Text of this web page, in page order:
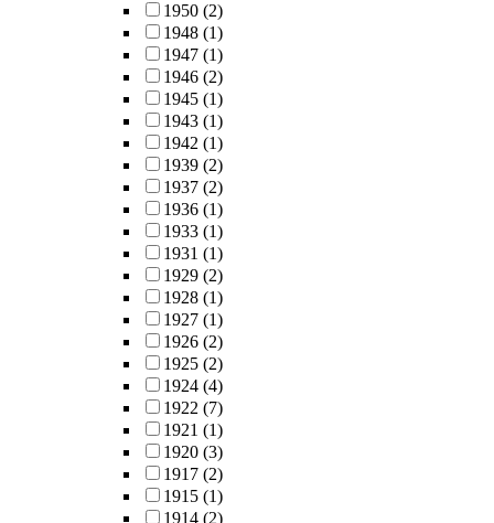
1950 (2)
1948 (1)
1947 (1)
1946 (2)
1945 (1)
1943 (1)
1942 (1)
1939 (2)
1937 (2)
1936 (1)
1933 (1)
1931 (1)
1929 (2)
1928 (1)
1927 (1)
1926 (2)
1925 (2)
1924 (4)
1922 (7)
1921 (1)
1920 (3)
1917 (2)
1915 (1)
1914 (2)